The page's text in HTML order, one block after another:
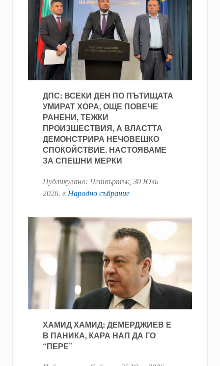
ДПС: ВСЕКИ ДЕН ПО ПЪТИЩАТА
УМИРАТ ХОРА, ОЩЕ ПОВЕЧЕ
РАНЕНИ, ТЕЖКИ
ПРОИЗШЕСТВИЯ, А ВЛАСТТА
ДЕМОНСТРИРА НЕЧОВЕШКО
СПОКОЙСТВИЕ. НАСТОЯВАМЕ
ЗА СПЕШНИ МЕРКИ
Публикувано: Четвъртък, 30 Юли
2026. в Народно събрание
ХАМИД ХАМИД: ДЕМЕРДЖИЕВ Е
В ПАНИКА, КАРА НАП ДА ГО
“ПЕРЕ”